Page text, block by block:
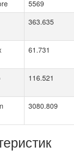
5569
363.635
61.731
116.521
3080.809